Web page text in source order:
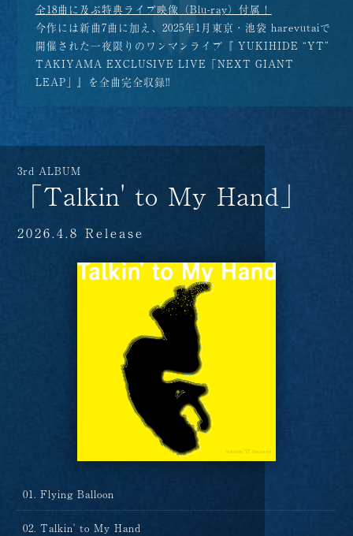
全18曲に及ぶ特典ライブ映像（Blu-ray）付属！
今作には新曲7曲に加え、2025年1月東京・池袋 harevutaiで
開催された一夜限りのワンマンライブ『 YUKIHIDE “YT”
TAKIYAMA EXCLUSIVE LIVE「NEXT GIANT
LEAP」』を全曲完全収録!!
3rd ALBUM
「Talkin' to My Hand」
2026.4.8 Release
Flying Balloon
Talkin' to My Hand